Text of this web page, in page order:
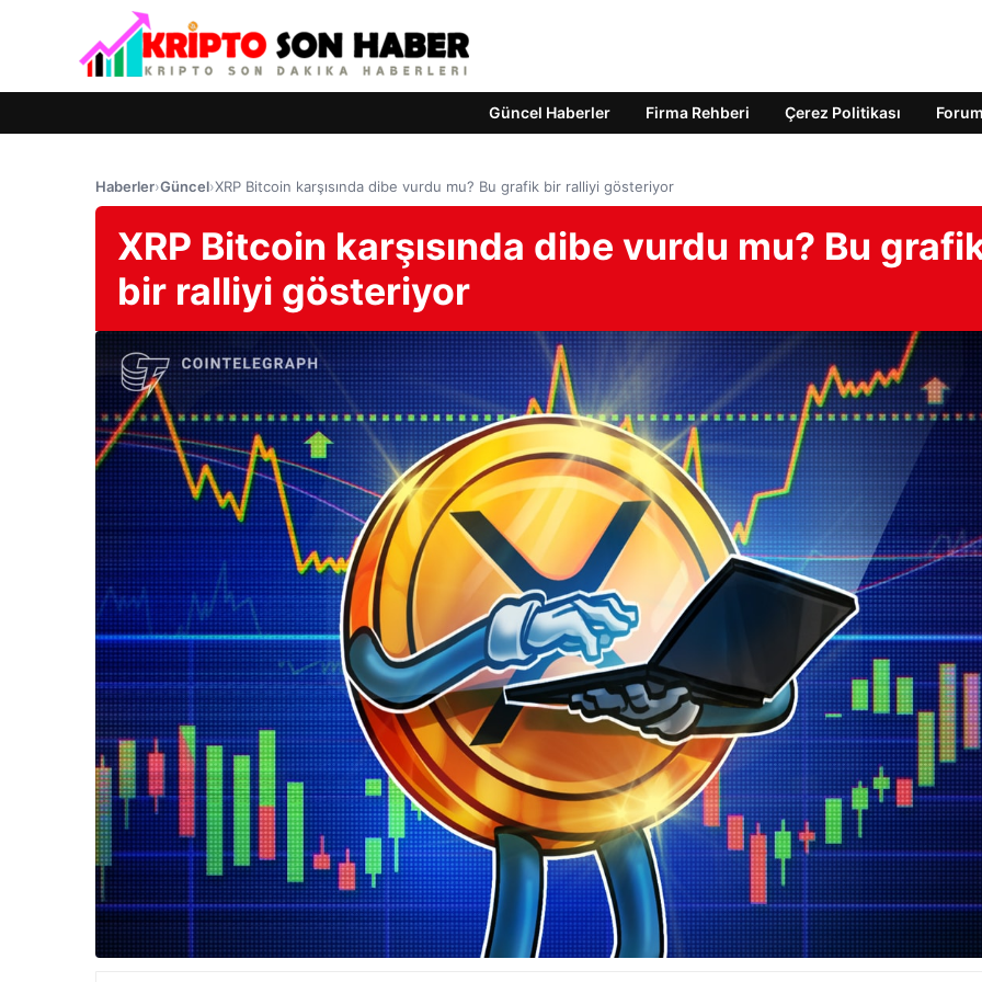
Güncel Haberler Firma Rehberi Çerez Politikası Forum
Haberler›Güncel›XRP Bitcoin karşısında dibe vurdu mu? Bu grafik bir ralliyi gösteriyor
XRP Bitcoin karşısında dibe vurdu mu? Bu
bir ralliyi gösteriyor